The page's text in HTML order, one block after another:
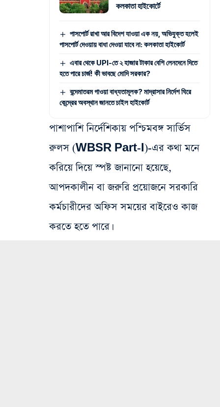
কলকাতা হাইকোর্টে
পাসপোর্ট রাখা আর বিদেশ যাওয়া এক নয়, অভিযুক্ত হলেই
পাসপোর্ট দেওয়ায় বাধা দেওয়া যাবে না: কলকাতা হাইকোর্ট
এবার থেকে UPI-তে ২ হাজার টাকার বেশি লেনদেনে দিতে
হতে পারে চার্জ! কী ভাবছে মোদি সরকার?
বন্দেমাতরম গাওয়া বাধ্যতামূলক? মাদ্রাসার নির্দেশ ঘিরে
কেন্দ্রের অবস্থান জানতে চাইল হাইকোর্ট
পাশাপাশি নির্দেশিকায় পশ্চিমবঙ্গ সার্ভিস
রুলস (WBSR Part-I)-এর কথা মনে
করিয়ে দিয়ে স্পষ্ট জানানো হয়েছে,
আপদকালীন বা জরুরি প্রয়োজনে সরকারি
কর্মচারীদের অফিস সময়ের বাইরেও কাজ
করতে হতে পারে।